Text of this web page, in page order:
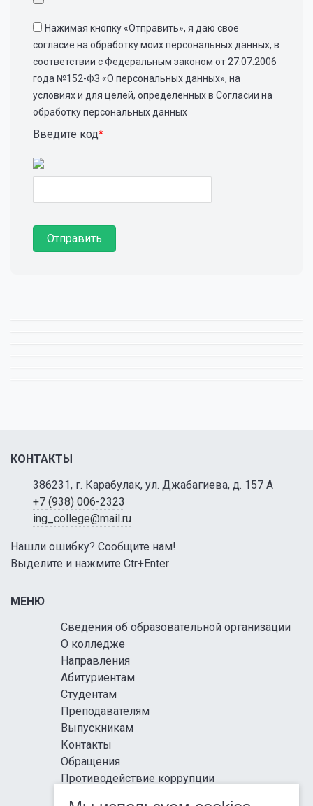
Нажимая кнопку «Отправить», я даю свое
согласие на обработку моих персональных данных, в
соответствии с Федеральным законом от 27.07.2006
года №152-ФЗ «О персональных данных», на
условиях и для целей, определенных в Согласии на
обработку персональных данных
Введите код*
КОНТАКТЫ
386231, г. Карабулак, ул. Джабагиева, д. 157 А
+7 (938) 006-2323
ing_college@mail.ru
Нашли ошибку? Сообщите нам!
Выделите и нажмите Ctr+Enter
МЕНЮ
Сведения об образовательной организации
О колледже
Направления
Абитуриентам
Студентам
Преподавателям
Выпускникам
Контакты
Обращения
Противодействие коррупции